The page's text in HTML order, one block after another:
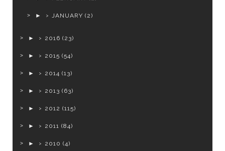
► JANUARY (2)
► 2016 (23)
► 2015 (54)
► 2014 (13)
► 2013 (63)
► 2012 (115)
► 2011 (84)
► 2010 (4)